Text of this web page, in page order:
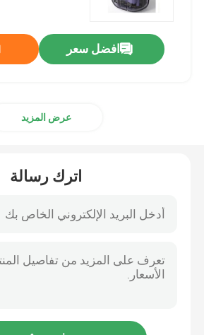
افضل سعر
عرض المزيد
اترك رسالة